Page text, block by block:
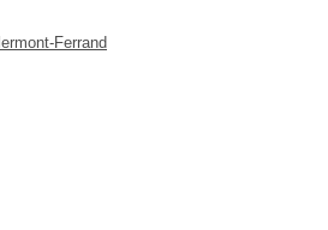
Ferrand